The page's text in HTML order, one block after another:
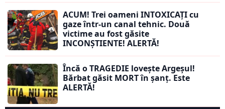
ACUM! Trei oameni INTOXICAȚI cu
gaze într-un canal tehnic. Două
victime au fost găsite
INCONȘTIENTE! ALERTĂ!
Încă o TRAGEDIE lovește Argeșul!
Bărbat găsit MORT în șanț. Este
ALERTĂ!